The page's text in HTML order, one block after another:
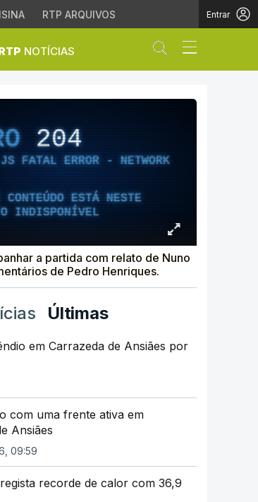
RTP ARQUIVOS Entrar
NOTÍCIAS Abrir campo
204
FATAL ERROR - NETWORK
CONTEÚDO ESTÁ NESTE
INDISPONÍVEL
a partida com relato de Nuno
de Pedro Henriques.
Últimas
em Carrazeda de Ansiães por
com uma frente ativa em
Ansiães
09:59
recorde de calor com 36,9